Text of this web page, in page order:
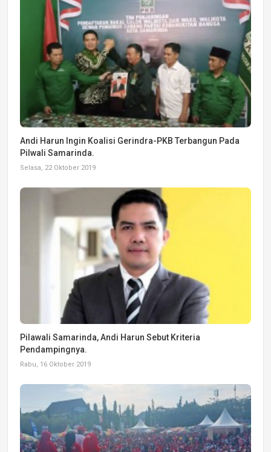
Andi Harun Ingin Koalisi Gerindra-PKB Terbangun Pada
Pilwali Samarinda.
Selasa, 22 Oktober 2019
Pilawali Samarinda, Andi Harun Sebut Kriteria
Pendampingnya.
Rabu, 16 Oktober 2019